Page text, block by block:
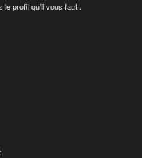
profil qu’il vous faut .